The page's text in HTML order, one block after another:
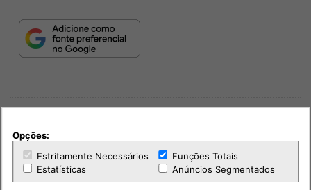
PUB
Opções:
Estritamente Necessários
Funções Totais
Estatísticas
Anúncios Segmentados